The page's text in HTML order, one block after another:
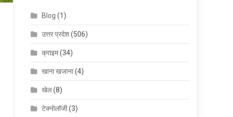
Blog (1)
उत्तर प्रदेश(506)
क्राइम(34)
खाना खजाना(4)
खेल(8)
टेक्नोलॉजी(3)